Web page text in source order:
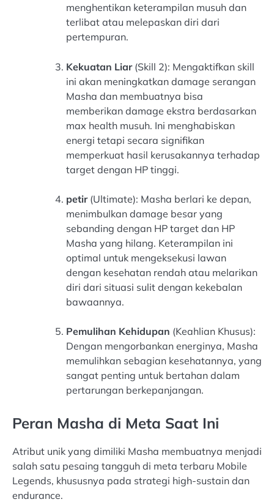
menghentikan keterampilan musuh dan
terlibat atau melepaskan diri dari
pertempuran.
Kekuatan Liar(Skill 2): ​​Mengaktifkan skill
ini akan meningkatkan damage serangan
Masha dan membuatnya bisa
memberikan damage ekstra berdasarkan
max health musuh. Ini menghabiskan
energi tetapi secara signifikan
memperkuat hasil kerusakannya terhadap
target dengan HP tinggi.
petir(Ultimate): Masha berlari ke depan,
menimbulkan damage besar yang
sebanding dengan HP target dan HP
Masha yang hilang. Keterampilan ini
optimal untuk mengeksekusi lawan
dengan kesehatan rendah atau melarikan
diri dari situasi sulit dengan kekebalan
bawaannya.
Pemulihan Kehidupan (Keahlian Khusus):
Dengan mengorbankan energinya, Masha
memulihkan sebagian kesehatannya, yang
sangat penting untuk bertahan dalam
pertarungan berkepanjangan.
Peran Masha di Meta Saat Ini
Atribut unik yang dimiliki Masha membuatnya menjadi
salah satu pesaing tangguh di meta terbaru Mobile
Legends, khususnya pada strategi high-sustain dan
endurance.